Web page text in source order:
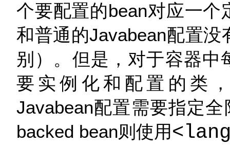
个要配置的bean对应一个
和普通的Javabean配置没
别）。但是，对于容器中
要实例化和配置的类
Javabean配置需要指定
backed bean则使用